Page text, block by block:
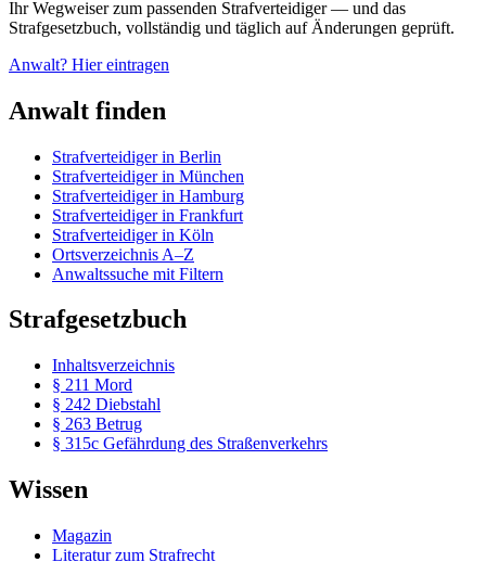
Ihr Wegweiser zum passenden Strafverteidiger — und das
Strafgesetzbuch, vollständig und täglich auf Änderungen geprüft.
Anwalt? Hier eintragen
Anwalt finden
Strafverteidiger in Berlin
Strafverteidiger in München
Strafverteidiger in Hamburg
Strafverteidiger in Frankfurt
Strafverteidiger in Köln
Ortsverzeichnis A–Z
Anwaltssuche mit Filtern
Strafgesetzbuch
Inhaltsverzeichnis
§ 211 Mord
§ 242 Diebstahl
§ 263 Betrug
§ 315c Gefährdung des Straßenverkehrs
Wissen
Magazin
Literatur zum Strafrecht